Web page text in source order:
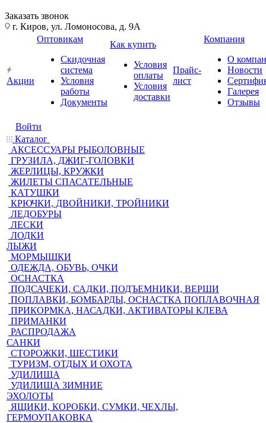
Заказать звонок
г. Киров, ул. Ломоносова, д. 9А
Акции
Оптовикам
Скидочная
система
Условия
работы
Документы
Как купить
Условия
оплаты
Условия
доставки
Прайс-
лист
Компания
О
Новости
Галерея
Отзывы
Войти
Каталог
АКСЕССУАРЫ РЫБОЛОВНЫЕ
ГРУЗИЛА, ДЖИГ-ГОЛОВКИ
ЖЕРЛИЦЫ, КРУЖКИ
ЖИЛЕТЫ СПАСАТЕЛЬНЫЕ
КАТУШКИ
КРЮЧКИ, ДВОЙНИКИ, ТРОЙНИКИ
ЛЕДОБУРЫ
ЛЕСКИ
ЛОДКИ
ЛЫЖИ
МОРМЫШКИ
ОДЕЖДА, ОБУВЬ, ОЧКИ
ОСНАСТКА
ПОДСАЧЕКИ, САДКИ, ПОДЪЕМНИКИ, ВЕРШИ
ПОПЛАВКИ, БОМБАРДЫ, ОСНАСТКА ПОПЛАВОЧНАЯ
ПРИКОРМКА, НАСАДКИ, АКТИВАТОРЫ КЛЕВА
ПРИМАНКИ
РАСПРОДАЖА
САНКИ
СТОРОЖКИ, ШЕСТИКИ
ТУРИЗМ, ОТДЫХ И ОХОТА
УДИЛИЩА
УДИЛИЩА ЗИМНИЕ
ЭХОЛОТЫ
ЯЩИКИ, КОРОБКИ, СУМКИ, ЧЕХЛЫ,
ГЕРМОУПАКОВКА